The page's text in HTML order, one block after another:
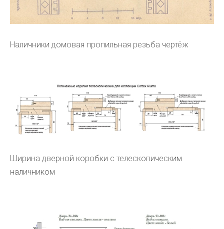
Наличники домовая пропильная резьба чертёж
Ширина дверной коробки с телескопическим
наличником